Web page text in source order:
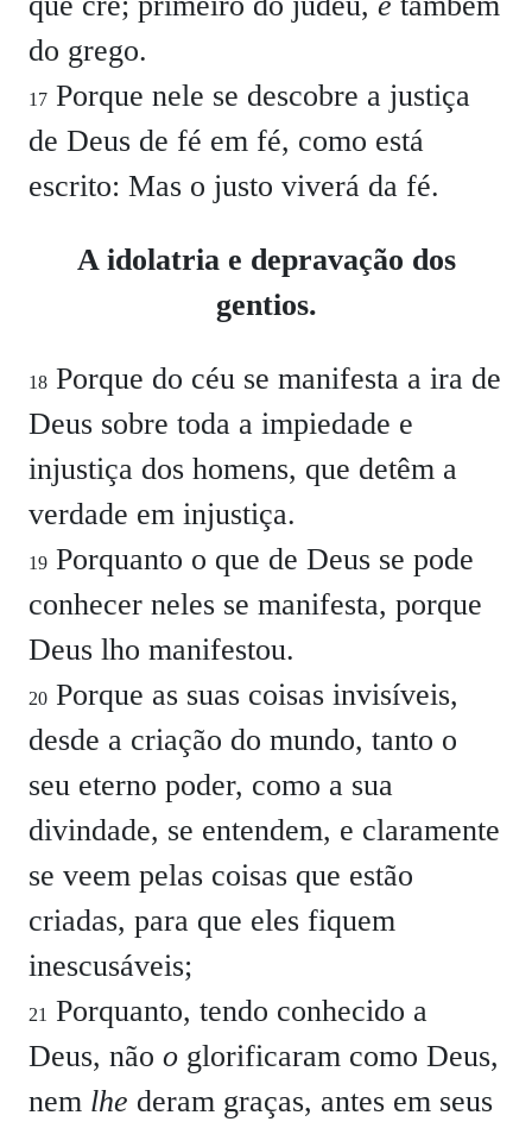
do grego.
17 Porque nele se descobre a justiça
de Deus de fé em fé, como está
escrito: Mas o justo viverá da fé.
A idolatria e depravação dos
gentios.
18 Porque do céu se manifesta a ira de
Deus sobre toda a impiedade e
injustiça dos homens, que detêm a
verdade em injustiça.
19 Porquanto o que de Deus se pode
conhecer neles se manifesta, porque
Deus lho manifestou.
20 Porque as suas coisas invisíveis,
desde a criação do mundo, tanto o
seu eterno poder, como a sua
divindade, se entendem, e claramente
se veem pelas coisas que estão
criadas, para que eles fiquem
inescusáveis;
21 Porquanto, tendo conhecido a
Deus, não o glorificaram como Deus,
nem lhe deram graças, antes em seus